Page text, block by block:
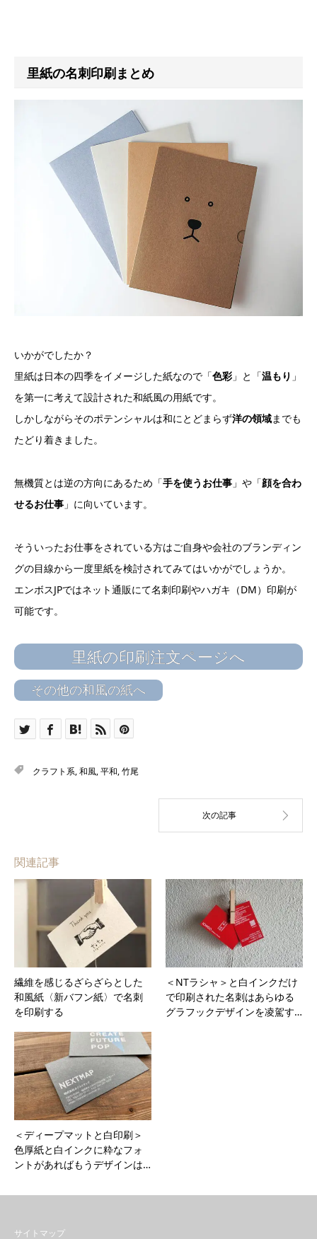
里紙の名刺印刷まとめ
いかがでしたか？
里紙は日本の四季をイメージした紙なので「色彩 」と「温もり 」
を第一に考えて設計された和紙風の用紙です。
しかしながらそのポテンシャルは和にとどまらず洋の領域までも
たどり着きました。
無機質とは逆の方向にあるため「手を使うお仕事 」や「顔を合わ
せるお仕事 」に向いています。
そういったお仕事をされている方はご自身や会社のブランディン
グの目線から一度里紙を検討されてみてはいかがでしょうか。
エンボスJPではネット通販にて名刺印刷やハガキ（DM）印刷が
可能です。
里紙の印刷注文ページへ
その他の和風の紙へ
クラフト系,和風,平和,竹尾
関連記事
繊維を感じるざらざらとした
和風紙〈新バフン紙〉で名刺
を印刷する
＜NTラシャ＞と白インクだけ
で印刷された名刺はあらゆる
グラフックデザインを凌駕す…
＜ディープマットと白印刷＞
色厚紙と白インクに粋なフォ
ントがあればもうデザインは…
サイトマップ